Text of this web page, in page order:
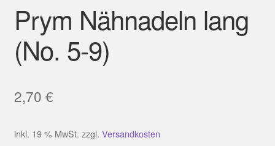
Prym Nähnadeln lang
(No. 5-9)
2,70 €
inkl. 19 % MwSt. zzgl. Versandkosten